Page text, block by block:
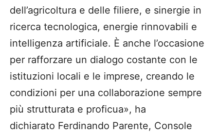
dell’agricoltura e delle filiere, e sinergie in
ricerca tecnologica, energie rinnovabili e
intelligenza artificiale. È anche l’occasione
per rafforzare un dialogo costante con le
istituzioni locali e le imprese, creando le
condizioni per una collaborazione sempre
più strutturata e proficua», ha
dichiarato Ferdinando Parente, Console